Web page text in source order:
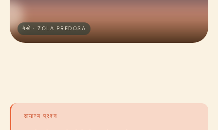
गेसो · ZOLA PREDOSA
सामान्य प्रश्न